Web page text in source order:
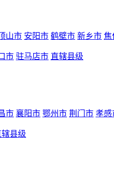
山市 安阳市 鹤壁市 新乡市 焦
市 驻马店市 直辖县级
市 襄阳市 鄂州市 荆门市 孝感
辖县级